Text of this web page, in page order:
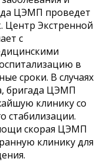
ЦЭМП проведет
Центр Экстренной
с
в
сроки. В случаях
бригада ЦЭМП
клинику со
стабилизации.
скорая ЦЭМП
клинику для